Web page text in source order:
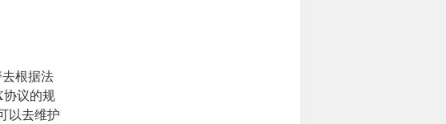
根据法
协议的规
以去维护